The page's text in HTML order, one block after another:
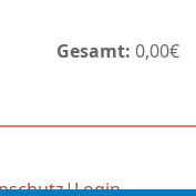
Gesamt: 0,00€
|Login